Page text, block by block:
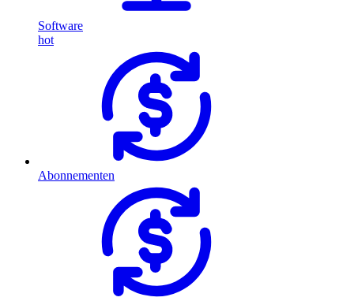
Software
hot
Abonnementen